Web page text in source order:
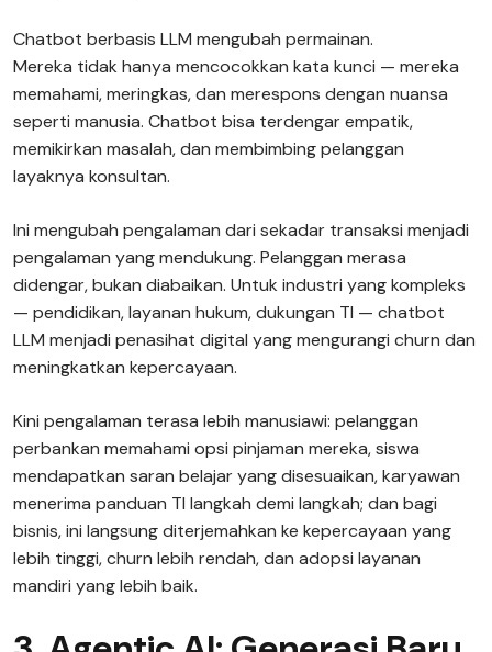
Chatbot berbasis LLM mengubah permainan.
Mereka tidak hanya mencocokkan kata kunci — mereka
memahami, meringkas, dan merespons dengan nuansa
seperti manusia. Chatbot bisa terdengar empatik,
memikirkan masalah, dan membimbing pelanggan
layaknya konsultan.
Ini mengubah pengalaman dari sekadar transaksi menjadi
pengalaman yang mendukung. Pelanggan merasa
didengar, bukan diabaikan. Untuk industri yang kompleks
— pendidikan, layanan hukum, dukungan TI — chatbot
LLM menjadi penasihat digital yang mengurangi churn dan
meningkatkan kepercayaan.
Kini pengalaman terasa lebih manusiawi: pelanggan
perbankan memahami opsi pinjaman mereka, siswa
mendapatkan saran belajar yang disesuaikan, karyawan
menerima panduan TI langkah demi langkah; dan bagi
bisnis, ini langsung diterjemahkan ke kepercayaan yang
lebih tinggi, churn lebih rendah, dan adopsi layanan
mandiri yang lebih baik.